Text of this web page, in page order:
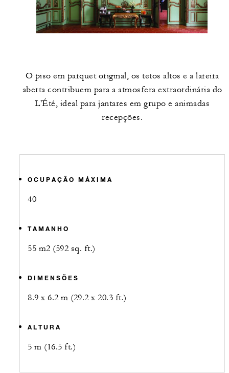
O piso em parquet original, os tetos altos e a lareira
aberta contribuem para a atmosfera extraordinária do
L'Été, ideal para jantares em grupo e animadas
recepções.
OCUPAÇÃO MÁXIMA
40
TAMANHO
55 m2 (592 sq. ft.)
DIMENSÕES
8.9 x 6.2 m (29.2 x 20.3 ft.)
ALTURA
5 m (16.5 ft.)